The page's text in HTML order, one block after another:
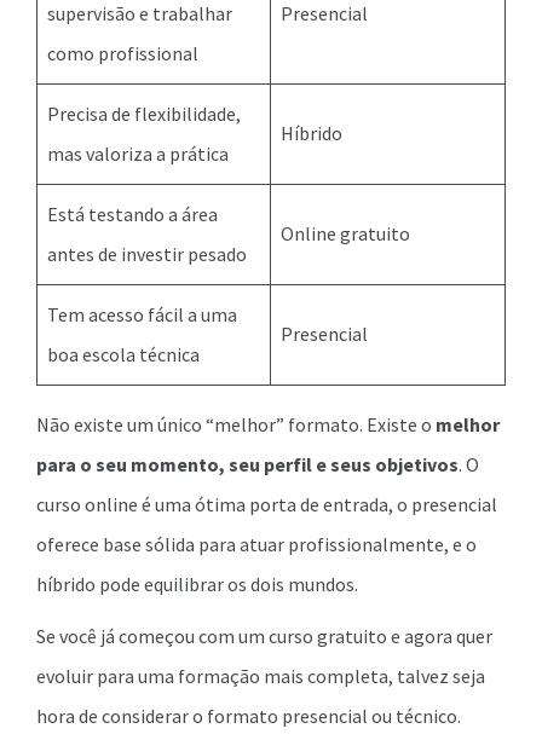
supervisão e trabalhar
como profissional
Presencial
Precisa de flexibilidade,
mas valoriza a prática
Híbrido
Está testando a área
antes de investir pesado
Online gratuito
Tem acesso fácil a uma
boa escola técnica
Presencial
Não existe um único “melhor” formato. Existe o melhor
para o seu momento, seu perfil e seus objetivos. O
curso online é uma ótima porta de entrada, o presencial
oferece base sólida para atuar profissionalmente, e o
híbrido pode equilibrar os dois mundos.
Se você já começou com um curso gratuito e agora quer
evoluir para uma formação mais completa, talvez seja
hora de considerar o formato presencial ou técnico.